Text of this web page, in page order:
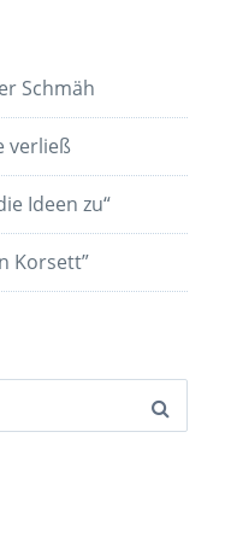
Schmäh
verließ
Ideen zu“
Korsett”